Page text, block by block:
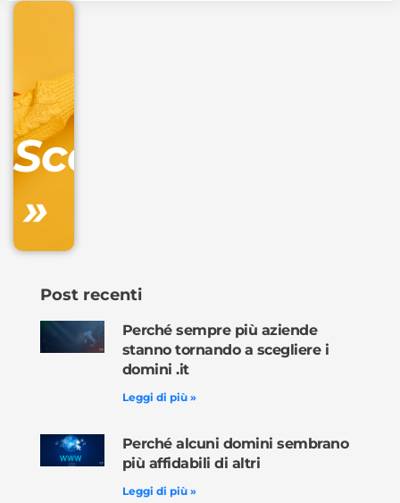
Scopri
»
Post recenti
Perché sempre più aziende
stanno tornando a scegliere i
domini .it
Leggi di più »
Perché alcuni domini sembrano
più affidabili di altri
Leggi di più »